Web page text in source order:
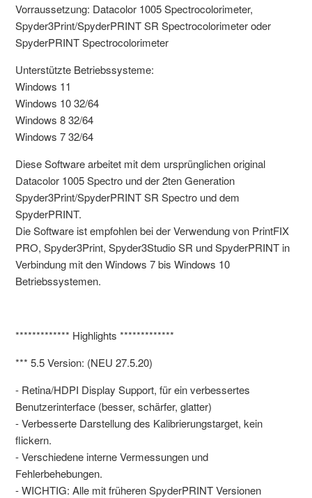
Vorraussetzung: Datacolor 1005 Spectrocolorimeter,
Spyder3Print/SpyderPRINT SR Spectrocolorimeter oder
SpyderPRINT Spectrocolorimeter
Unterstützte Betriebssysteme:
Windows 11
Windows 10 32/64
Windows 8 32/64
Windows 7 32/64
Diese Software arbeitet mit dem ursprünglichen original
Datacolor 1005 Spectro und der 2ten Generation
Spyder3Print/SpyderPRINT SR Spectro und dem
SpyderPRINT.
Die Software ist empfohlen bei der Verwendung von PrintFIX
PRO, Spyder3Print, Spyder3Studio SR und SpyderPRINT in
Verbindung mit den Windows 7 bis Windows 10
Betriebssystemen.
************* Highlights *************
*** 5.5 Version: (NEU 27.5.20)
- Retina/HDPI Display Support, für ein verbessertes
Benutzerinterface (besser, schärfer, glatter)
- Verbesserte Darstellung des Kalibrierungstarget, kein
flickern.
- Verschiedene interne Vermessungen und
Fehlerbehebungen.
- WICHTIG: Alle mit früheren SpyderPRINT Versionen